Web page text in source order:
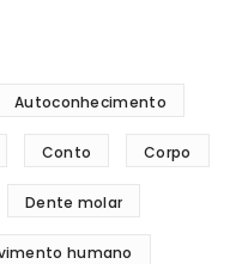
Autoconhecimento
Conto Corpo
Dente molar
humano